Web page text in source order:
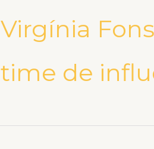
Virgínia
time de